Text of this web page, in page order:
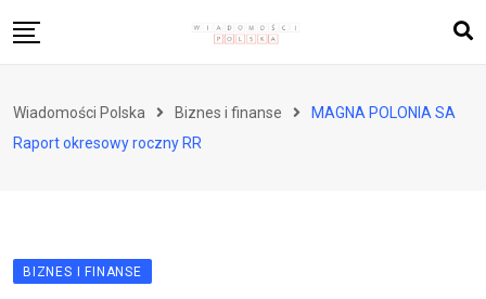
to
Zdrowie i styl życia
Wiadomości Polska Biznes i finanse
MAGNA POLONIA SA
Raport okresowy roczny RR
BIZNES I FINANSE